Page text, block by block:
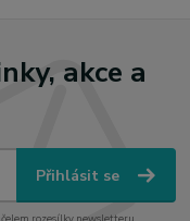
akce a
Přihlásit se
rozesílky newsletteru.